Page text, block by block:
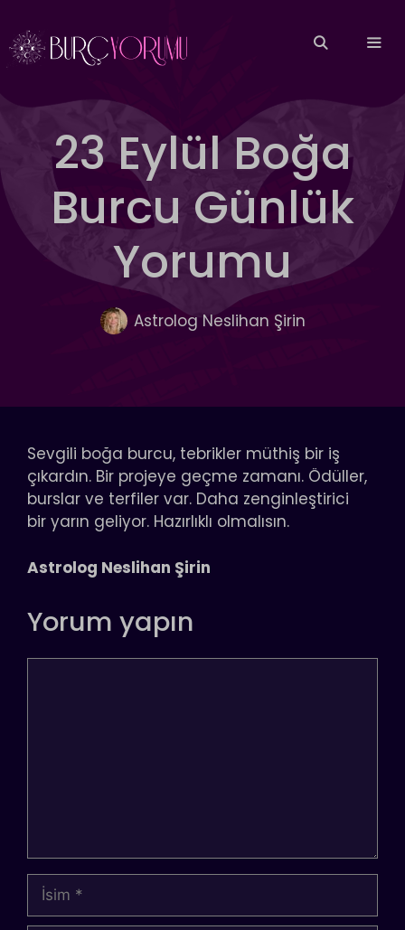
atla
23 Eylül Boğa
Burcu Günlük
Yorumu
Astrolog Neslihan Şirin
Sevgili boğa burcu, tebrikler müthiş bir iş
çıkardın. Bir projeye geçme zamanı. Ödüller,
burslar ve terfiler var. Daha zenginleştirici
bir yarın geliyor. Hazırlıklı olmalısın.
Astrolog Neslihan Şirin
Yorum yapın
İsim